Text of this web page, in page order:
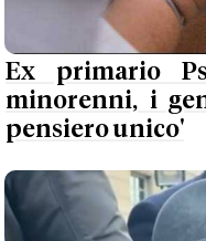
Ex primario
minorenni, i
pensiero unico'